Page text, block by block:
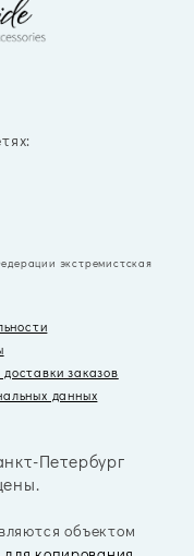
экстремистская
доставки заказов
данных
Петербург
объектом